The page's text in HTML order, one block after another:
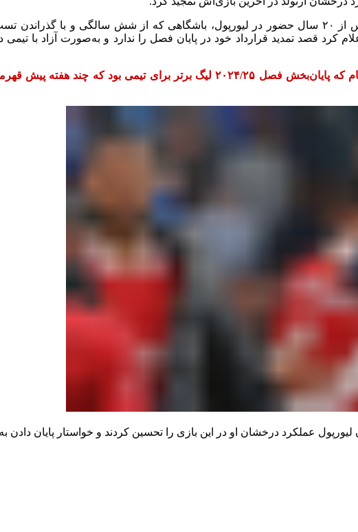
به گزارش “ورزش سه”، ترنت الکساندر آرنولد روز یکشنبه پس از ۲۰ سال حضور در لیورپول، باشگاهی
کرد قصد تمدید قرارداد خود در پایان فصل را ندارد و به‌صورت آزاد با
هفته پیش قهرمان شده، اظهار داشت:
عملکرد درخشان او در این بازی را تحسین کردند و خواستار پایان